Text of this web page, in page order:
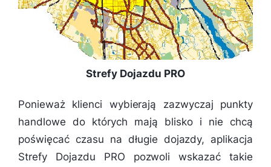
Strefy Dojazdu PRO
Ponieważ klienci wybierają zazwyczaj punkty
handlowe do których mają blisko i nie chcą
poświęcać czasu na długie dojazdy, aplikacja
Strefy Dojazdu PRO pozwoli wskazać takie